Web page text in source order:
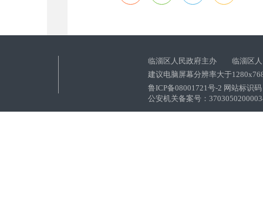
临淄区人民政府主办 临淄区人
建议电脑屏幕分辨率大于
鲁ICP备08001721号-2 网站标识
公安机关备案号：